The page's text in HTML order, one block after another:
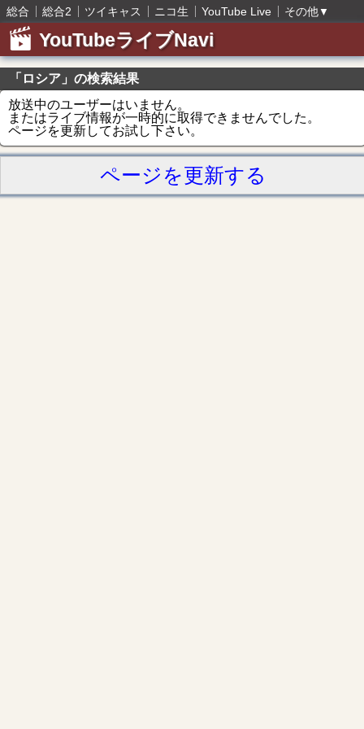
総合 総合2 ツイキャス ニコ生 YouTube Live その他▼
YouTubeライブNavi
「ロシア」の検索結果
放送中のユーザーはいません。
またはライブ情報が一時的に取得できませんでした。
ページを更新してお試し下さい。
ページを更新する